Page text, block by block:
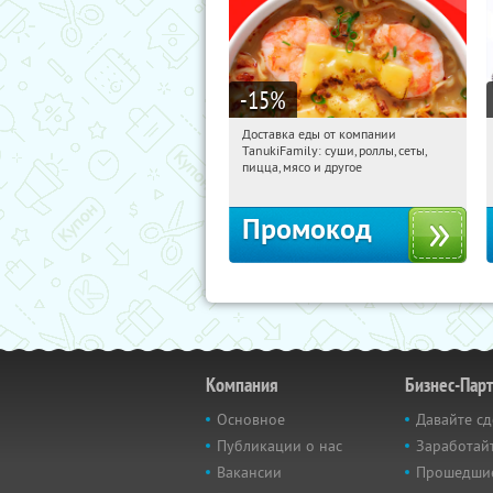
-15%
21:18:14 Получили:
Россия
Доставка еды от компании
TanukiFamily: суши, роллы, сеты,
пицца, мясо и другое
Промокод
Компания
Основное
Публикации о нас
Вакансии
Бизнес-
Давайте